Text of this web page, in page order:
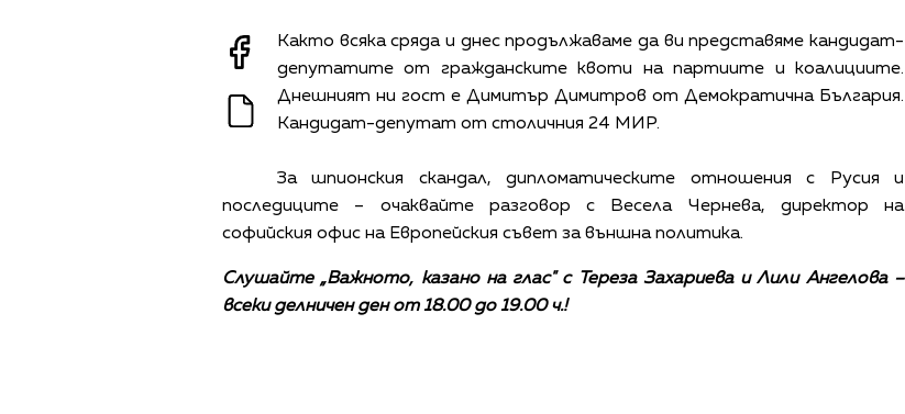
Както всяка сряда и днес продължаваме да ви представяме кандидат-
депутатите от гражданските квоти на партиите и коалициите.
Днешният ни гост е Димитър Димитров от Демократична България.
Кандидат-депутат от столичния 24 МИР.
За шпионския скандал, дипломатическите отношения с Русия и
последиците – очаквайте разговор с Весела Чернева, директор на
софийския офис на Европейския съвет за външна политика.
Слушайте „Важното, казано на глас" с Тереза Захариева и Лили Ангелова –
всеки делничен ден от 18.00 до 19.00 ч.!